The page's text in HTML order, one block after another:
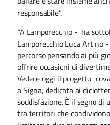
responsabile”.
“A Lamporecchio - ha
Lamporecchio Luca Artino
percorso pensando ai più
offrire occasioni di
Vedere oggi il progetto
a Signa, dedicata ai
soddisfazione. È il segno di
tra territori che